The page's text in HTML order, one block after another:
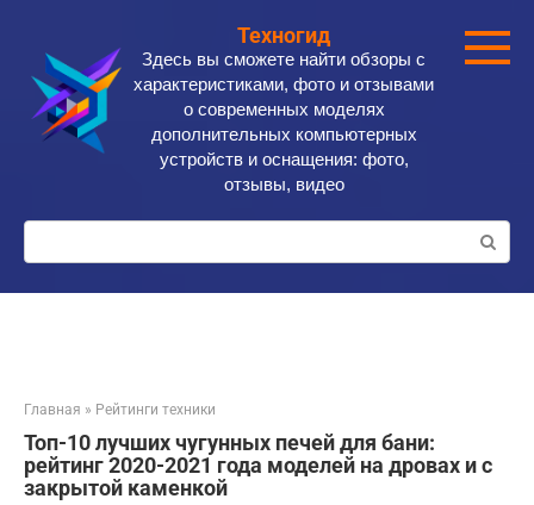
контенту
Техногид
Здесь вы сможете найти обзоры с
характеристиками, фото и отзывами
о современных моделях
дополнительных компьютерных
устройств и оснащения: фото,
отзывы, видео
Поиск:
Главная » Рейтинги техники
Топ-10 лучших чугунных печей для бани:
рейтинг 2020-2021 года моделей на дровах и с
закрытой каменкой